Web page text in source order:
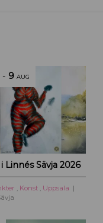
- 9 AUG
Linnés Sävja 2026
, Konst , Uppsala